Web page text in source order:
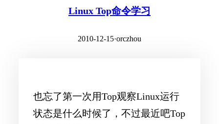
Linux Top命令学习
2010-12-15·orczhou
也忘了第一次用Top观察Linux运行
状态是什么时候了，不过最近吧Top